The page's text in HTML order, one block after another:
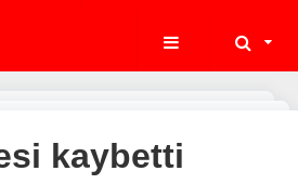
kaybetti